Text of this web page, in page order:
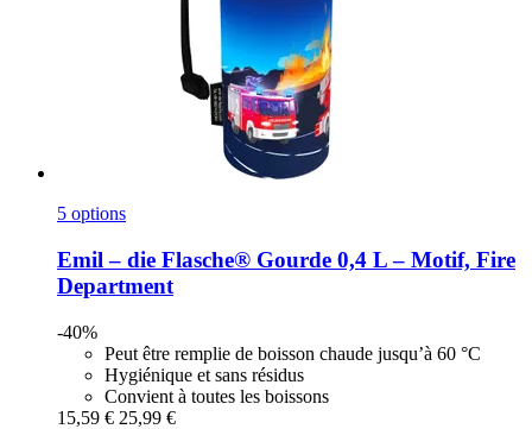
5 options
Emil – die Flasche® Gourde 0,4 L – Motif, Fire
Department
-40%
Peut être remplie de boisson chaude jusqu’à 60 °C
Hygiénique et sans résidus
Convient à toutes les boissons
15,59 € 25,99 €